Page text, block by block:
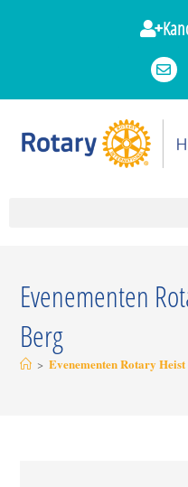
Evenementen
Berg
> Evenementen Rotary